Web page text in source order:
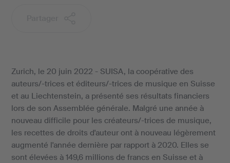
Zurich, le 20 juin 2022 - SUISA, la coopérative des
auteurs/-trices et éditeurs/-trices de musique en Suisse
et au Liechtenstein, a présenté ses résultats financiers
lors de son Assemblée générale. Malgré une année à
nouveau difficile pour les créateurs/-trices de musique,
les recettes de droits d'auteur ont à nouveau légèrement
augmenté l'année dernière par rapport à 2020. Elles se
sont élevées à 149,6 millions de francs en Suisse et à